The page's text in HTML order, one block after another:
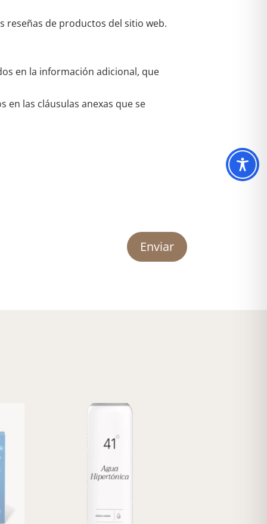
reseñas de productos del sitio web.
en la información adicional, que
las cláusulas anexas que se
Enviar